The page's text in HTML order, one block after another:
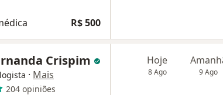
R$ 500
Crispim
· Mais
204 opiniões
Hoje
8 Ago 9 Ago